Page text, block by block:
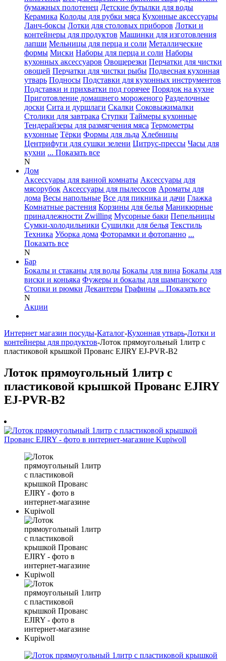
бумажных полотенец Детские бутылки для воды
Керамика Колоды для рубки мяса Кухонные аксессуары
Ланч-боксы Лотки для столовых приборов Лотки и
контейнеры для продуктов Машинки для изготовления
лапши Мельницы для перца и соли Металлические
формы Миски Наборы для перца и соли Наборы
кухонных аксессуаров Овощерезки Перчатки для чистки
овощей Перчатки для чистки рыбы Подвесная кухонная
утварь Подносы Подставки для кухонных инструментов
Подставки и прихватки под горячее Порядок на кухне
Приготовление домашнего мороженого Разделочные
доски Сита и дуршлаги Скалки Соковыжималки
Столики для завтрака Ступки Таймеры кухонные
Тендерайзеры для размягчения мяса Термометры
кухонные Тёрки Формы для льда Хлебницы
Центрифуги для сушки зелени Цитрус-прессы Часы для
кухни ... Показать все
N
Дом
Аксессуары для ванной комнаты Аксессуары для
мясорубок Аксессуары для пылесосов Ароматы для
дома Весы напольные Все для пикника и дачи Глажка
Комнатные растения Корзины для белья Маникюрные
принадлежности Zwilling Мусорные баки Пепельницы
Сумки-холодильники Сушилки для белья Текстиль
Техника Уборка дома Фоторамки и фотопанно ...
Показать все
N
Бар
Бокалы и стаканы для воды Бокалы для вина Бокалы для
виски и коньяка Фужеры и бокалы для шампанского
Стопки и рюмки Декантеры Графины ... Показать все
N
Акции
Интернет магазин посуды-Каталог-Кухонная утварь-Лотки и
контейнеры для продуктов-Лоток прямоугольный 1литр с
пластиковой крышкой Прованс EJIRY EJ-PVR-B2
Лоток прямоугольный 1литр с
пластиковой крышкой Прованс EJIRY
EJ-PVR-B2